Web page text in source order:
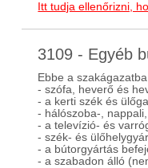
Itt tudja ellenőrizni,
3109 - Egyéb
Ebbe a
- szófa, heverő és
- a kerti szék és
- hálószoba-,
- a televízió- és
- szék- és
- a bútorgyártás
- a szabadon álló